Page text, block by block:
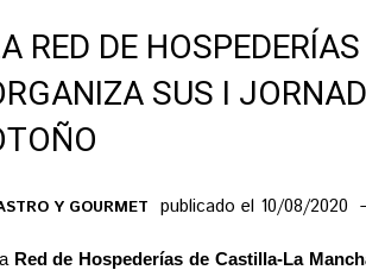
RED DE
SUS I
Y GOURMET publicado el 10/08/2020
Red de Hospederías de Castilla-La